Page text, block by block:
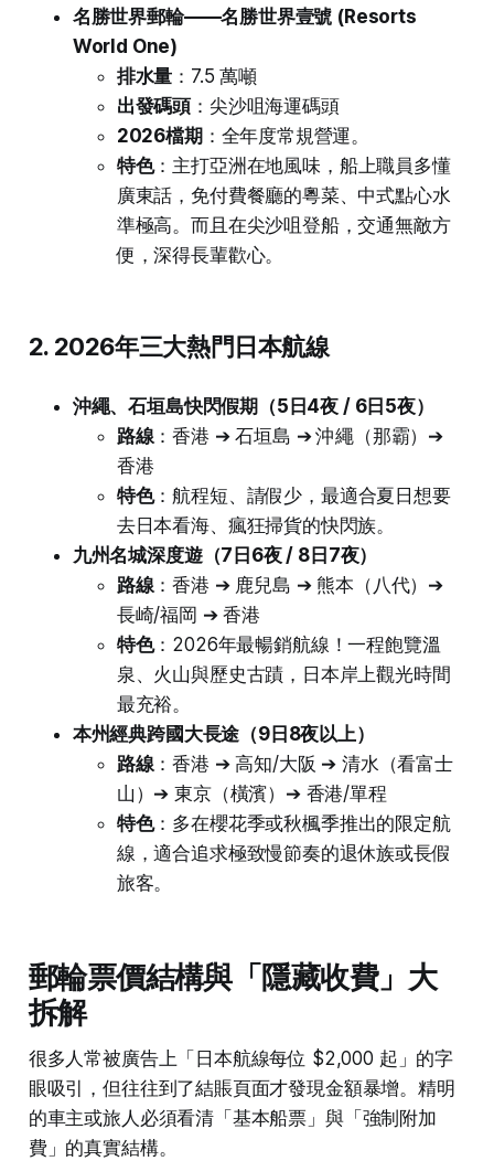
名勝世界郵輪——名勝世界壹號 (Resorts
World One)
排水量 ：7.5 萬噸
出發碼頭：尖沙咀海運碼頭
2026檔期 ：全年度常規營運。
特色：主打亞洲在地風味，船上職員多懂
廣東話，免付費餐廳的粵菜、中式點心水
準極高。而且在尖沙咀登船，交通無敵方
便，深得長輩歡心。
2. 2026年三大熱門日本航線
沖繩、石垣島快閃假期（5日4夜 / 6日5夜）
路線：香港 ➔ 石垣島 ➔ 沖繩（那霸）➔
香港
特色：航程短、請假少，最適合夏日想要
去日本看海、瘋狂掃貨的快閃族。
九州名城深度遊（7日6夜 / 8日7夜）
路線：香港 ➔ 鹿兒島 ➔ 熊本（八代）➔
長崎/福岡 ➔ 香港
特色：2026年最暢銷航線！一程飽覽溫
泉、火山與歷史古蹟，日本岸上觀光時間
最充裕。
本州經典跨國大長途（9日8夜以上）
路線：香港 ➔ 高知/大阪 ➔ 清水（看富士
山）➔ 東京（橫濱）➔ 香港/單程
特色：多在櫻花季或秋楓季推出的限定航
線，適合追求極致慢節奏的退休族或長假
旅客。
郵輪票價結構與「隱藏收費」大
拆解
很多人常被廣告上「日本航線每位 $2,000 起」的字
眼吸引，但往往到了結賬頁面才發現金額暴增。精明
的車主或旅人必須看清「基本船票」與「強制附加
費」的真實結構。